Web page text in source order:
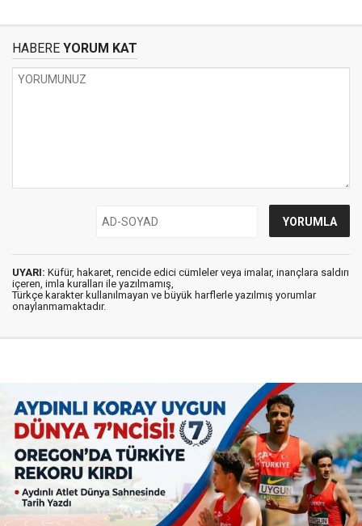
HABERE YORUM KAT
UYARI: Küfür, hakaret, rencide edici cümleler veya imalar, inançlara saldırı
içeren, imla kuralları ile yazılmamış,
Türkçe karakter kullanılmayan ve büyük harflerle yazılmış yorumlar
onaylanmamaktadır.